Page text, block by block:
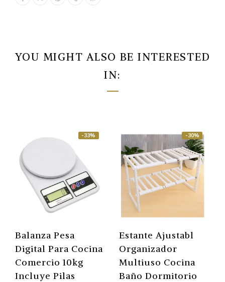
YOU MIGHT ALSO BE INTERESTED
IN:
-33%
Balanza Pesa
Digital Para Cocina
Comercio 10kg
Incluye Pilas
-30%
Estante Ajustabl
Organizador
Multiuso Cocina
Baño Dormitorio